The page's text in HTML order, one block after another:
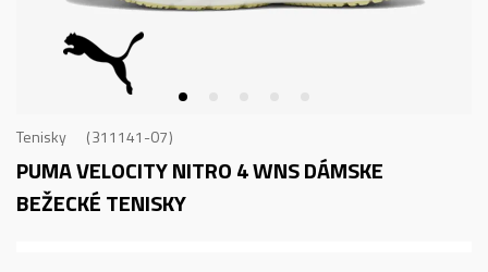
Tenisky 311141-07
PUMA VELOCITY NITRO 4 WNSDÁMSKE
BEŽECKÉ TENISKY